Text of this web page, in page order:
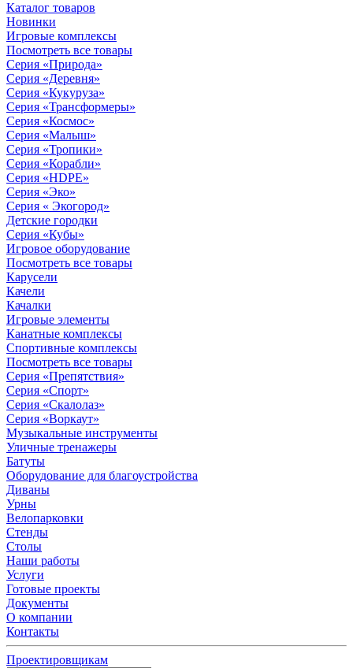
Каталог товаров
Новинки
Игровые комплексы
Посмотреть все товары
Серия «Природа»
Серия «Деревня»
Серия «Кукуруза»
Серия «Трансформеры»
Серия «Космос»
Серия «Малыш»
Серия «Тропики»
Серия «Корабли»
Серия «HDPE»
Серия «Эко»
Серия « Экогород»
Детские городки
Серия «Кубы»
Игровое оборудование
Посмотреть все товары
Карусели
Качели
Качалки
Игровые элементы
Канатные комплексы
Спортивные комплексы
Посмотреть все товары
Серия «Препятствия»
Серия «Спорт»
Серия «Скалолаз»
Серия «Воркаут»
Музыкальные инструменты
Уличные тренажеры
Батуты
Оборудование для благоустройства
Диваны
Урны
Велопарковки
Стенды
Столы
Наши работы
Услуги
Готовые проекты
Документы
О компании
Контакты
Проектировщикам